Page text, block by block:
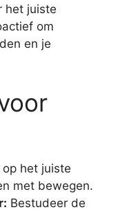
het juiste
om
en je
op het juiste
met bewegen.
Bestudeer de